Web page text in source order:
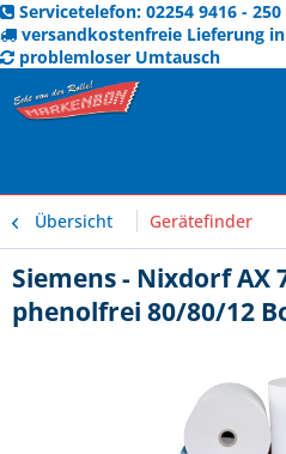
Servicetelefon: 02254 9416 - 250
versandkostenfreie Lieferung
problemloser Umtausch
Übersicht Gerätefinder
Siemens - Nixdorf AX
phenolfrei 80/80/12